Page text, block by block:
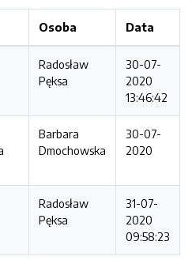
Osoba Data
Radosław
Pęksa
30-07-
2020
13:46:42
Barbara
Dmochowska
30-07-
2020
Radosław
Pęksa
31-07-
2020
09:58:23